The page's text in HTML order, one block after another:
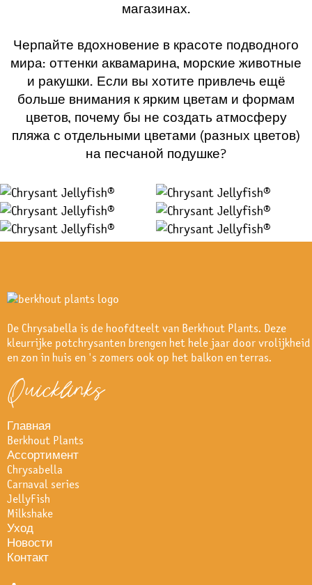
магазинах.
Черпайте вдохновение в красоте подводного
мира: оттенки аквамарина, морские животные
и ракушки. Если вы хотите привлечь ещё
больше внимания к ярким цветам и формам
цветов, почему бы не создать атмосферу
пляжа с отдельными цветами (разных цветов)
на песчаной подушке?
De Chrysabella is de hoofdteelt van Berkhout Plants. Deze
kleurrijke potchrysanten brengen het hele jaar door vrolijkheid
en zon in huis en 's zomers ook op het balkon en terras.
Quicklinks
Главная
Berkhout Plants
Ассортимент
Chrysabella
Carnaval series
JellyFish
Milkshake
Уход
Новости
Контакт